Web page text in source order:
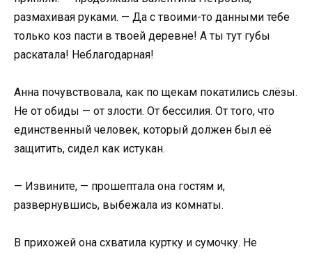
размахивая руками. — Да с твоими-то данными тебе
только коз пасти в твоей деревне! А ты тут губы
раскатала! Неблагодарная!
Анна почувствовала, как по щекам покатились слёзы.
Не от обиды — от злости. От бессилия. От того, что
единственный человек, который должен был её
защитить, сидел как истукан.
— Извините, — прошептала она гостям и,
развернувшись, выбежала из комнаты.
В прихожей она схватила куртку и сумочку. Не